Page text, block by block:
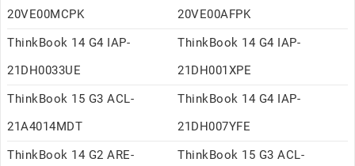
20VE00MCPK
20VE00AFPK
ThinkBook 14 G4 IAP-
21DH0033UE
ThinkBook 14 G4 IAP-
21DH001XPE
ThinkBook 15 G3 ACL-
21A4014MDT
ThinkBook 14 G4 IAP-
21DH007YFE
ThinkBook 14 G2 ARE-
ThinkBook 15 G3 ACL-